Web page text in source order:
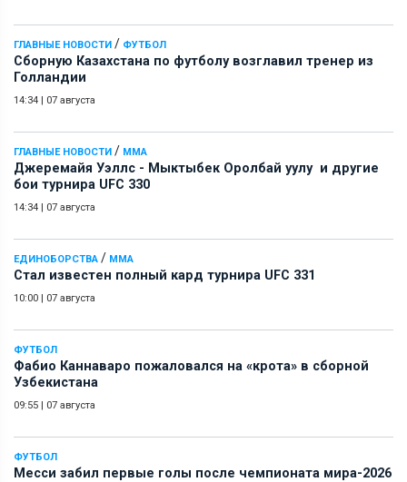
ГЛАВНЫЕ НОВОСТИ / ФУТБОЛ
Сборную Казахстана по футболу возглавил тренер из
Голландии
14:34 | 07 августа
ГЛАВНЫЕ НОВОСТИ / ММА
Джеремайя Уэллс - Мыктыбек Оролбай уулу и другие
бои турнира UFC 330
14:34 | 07 августа
ЕДИНОБОРСТВА / ММА
Стал известен полный кард турнира UFC 331
10:00 | 07 августа
ФУТБОЛ
Фабио Каннаваро пожаловался на «крота» в сборной
Узбекистана
09:55 | 07 августа
ФУТБОЛ
Месси забил первые голы после чемпионата мира-2026